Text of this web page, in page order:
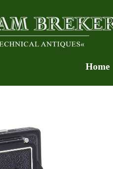
Home